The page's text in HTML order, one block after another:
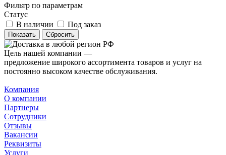
Фильтр по параметрам
Статус
В наличии
Под заказ
Сбросить
Цель нашей компании —
предложение широкого ассортимента товаров и услуг на
постоянно высоком качестве обслуживания.
Компания
О компании
Партнеры
Сотрудники
Отзывы
Вакансии
Реквизиты
Услуги